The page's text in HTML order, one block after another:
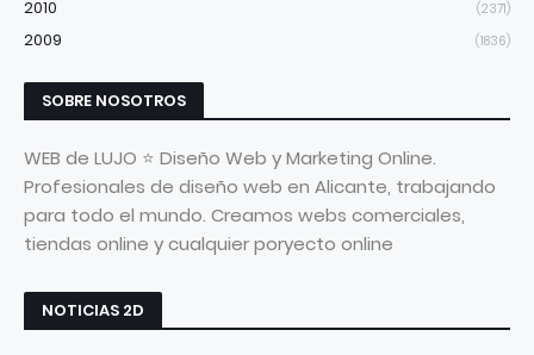
2010 (2371)
2009 (1836)
SOBRE NOSOTROS
WEB de LUJO ⭐ Diseño Web y Marketing Online.
Profesionales de diseño web en Alicante, trabajando
para todo el mundo. Creamos webs comerciales,
tiendas online y cualquier poryecto online
NOTICIAS 2D